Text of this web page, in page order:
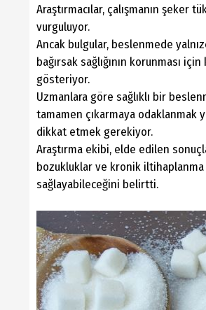
Araştırmacılar, çalışmanın şeker
vurguluyor.
Ancak bulgular, beslenmede
bağırsak sağlığının korunması
gösteriyor.
Uzmanlara göre sağlıklı bir
tamamen çıkarmaya odaklanmak
dikkat etmek gerekiyor.
Araştırma ekibi, elde edilen
bozukluklar ve kronik
sağlayabileceğini belirtti.